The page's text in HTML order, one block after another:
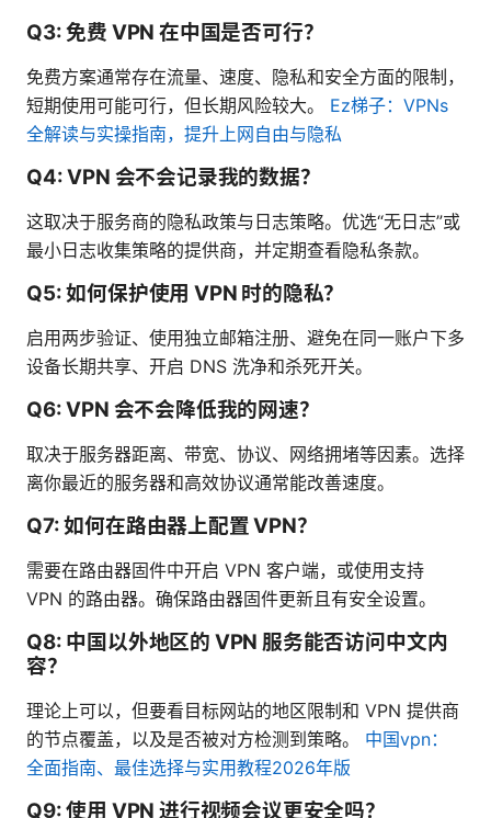
Q3: 免费 VPN 在中国是否可行？
免费方案通常存在流量、速度、隐私和安全方面的限制，
短期使用可能可行，但长期风险较大。 Ez梯子：VPNs
全解读与实操指南，提升上网自由与隐私
Q4: VPN 会不会记录我的数据？
这取决于服务商的隐私政策与日志策略。优选“无日志”或
最小日志收集策略的提供商，并定期查看隐私条款。
Q5: 如何保护使用 VPN 时的隐私？
启用两步验证、使用独立邮箱注册、避免在同一账户下多
设备长期共享、开启 DNS 洗净和杀死开关。
Q6: VPN 会不会降低我的网速？
取决于服务器距离、带宽、协议、网络拥堵等因素。选择
离你最近的服务器和高效协议通常能改善速度。
Q7: 如何在路由器上配置 VPN？
需要在路由器固件中开启 VPN 客户端，或使用支持
VPN 的路由器。确保路由器固件更新且有安全设置。
Q8: 中国以外地区的 VPN 服务能否访问中文内
容？
理论上可以，但要看目标网站的地区限制和 VPN 提供商
的节点覆盖，以及是否被对方检测到策略。 中国vpn：
全面指南、最佳选择与实用教程2026年版
Q9: 使用 VPN 进行视频会议更安全吗？